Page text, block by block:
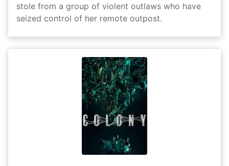
stole from a group of violent outlaws who have
seized control of her remote outpost.